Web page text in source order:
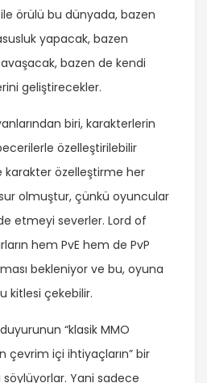
örülü bu dünyada, bazen
yapacak, bazen
bazen de kendi
geliştirecekler.
biri, karakterlerin
özelleştirilebilir
karakter özelleştirme her
olmuştur, çünkü oyuncular
etmeyi severler. Lord of
hem PvE hem de PvP
bekleniyor ve bu, oyuna
kitlesi çekebilir.
“klasik MMO
çevrim içi ihtiyaçların” bir
söylüyorlar. Yani sadece